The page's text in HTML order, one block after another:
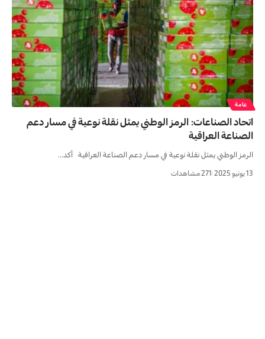
عامة
اتحاد الصناعات: الرمز الوطني يمثل نقلة نوعية في مسار دعم
الصناعة العراقية
الرمز الوطني يمثل نقلة نوعية في مسار دعم الصناعة العراقية أكد…
13 يونيو 2025 271 مشاهدات